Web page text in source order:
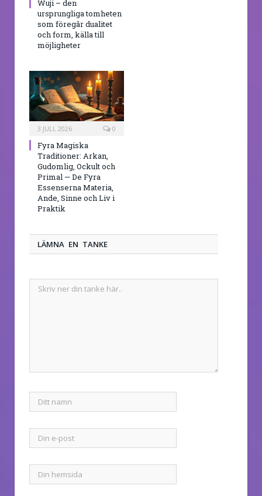
Wuji – den
ursprungliga tomheten
som föregår dualitet
och form, källa till
möjligheter
3 JULI, 2026 0
Fyra Magiska
Traditioner: Arkan,
Gudomlig, Ockult och
Primal — De Fyra
Essenserna Materia,
Ande, Sinne och Liv i
Praktik
LÄMNA EN TANKE